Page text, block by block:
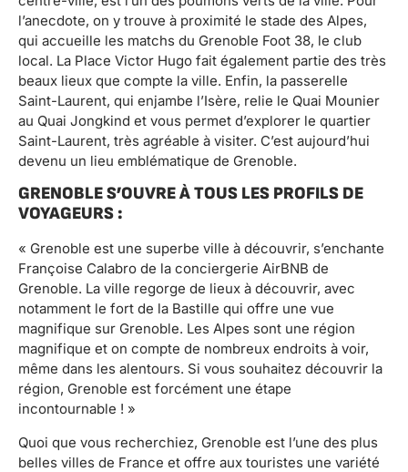
l’anecdote, on y trouve à proximité le stade des Alpes,
qui accueille les matchs du Grenoble Foot 38, le club
local. La Place Victor Hugo fait également partie des très
beaux lieux que compte la ville. Enfin, la passerelle
Saint-Laurent, qui enjambe l’Isère, relie le Quai Mounier
au Quai Jongkind et vous permet d’explorer le quartier
Saint-Laurent, très agréable à visiter. C’est aujourd’hui
devenu un lieu emblématique de Grenoble.
GRENOBLE S’OUVRE À TOUS LES PROFILS DE
VOYAGEURS :
« Grenoble est une superbe ville à découvrir, s’enchante
Françoise Calabro de la conciergerie AirBNB de
Grenoble. La ville regorge de lieux à découvrir, avec
notamment le fort de la Bastille qui offre une vue
magnifique sur Grenoble. Les Alpes sont une région
magnifique et on compte de nombreux endroits à voir,
même dans les alentours. Si vous souhaitez découvrir la
région, Grenoble est forcément une étape
incontournable ! »
Quoi que vous recherchiez, Grenoble est l’une des plus
belles villes de France et offre aux touristes une variété